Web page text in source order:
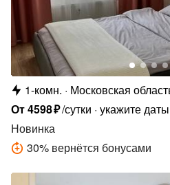
1-комн.
Московская
Лайково, мкр. г.-
От4598₽/сутки укажите
Новинка
30% вернётся бонусами